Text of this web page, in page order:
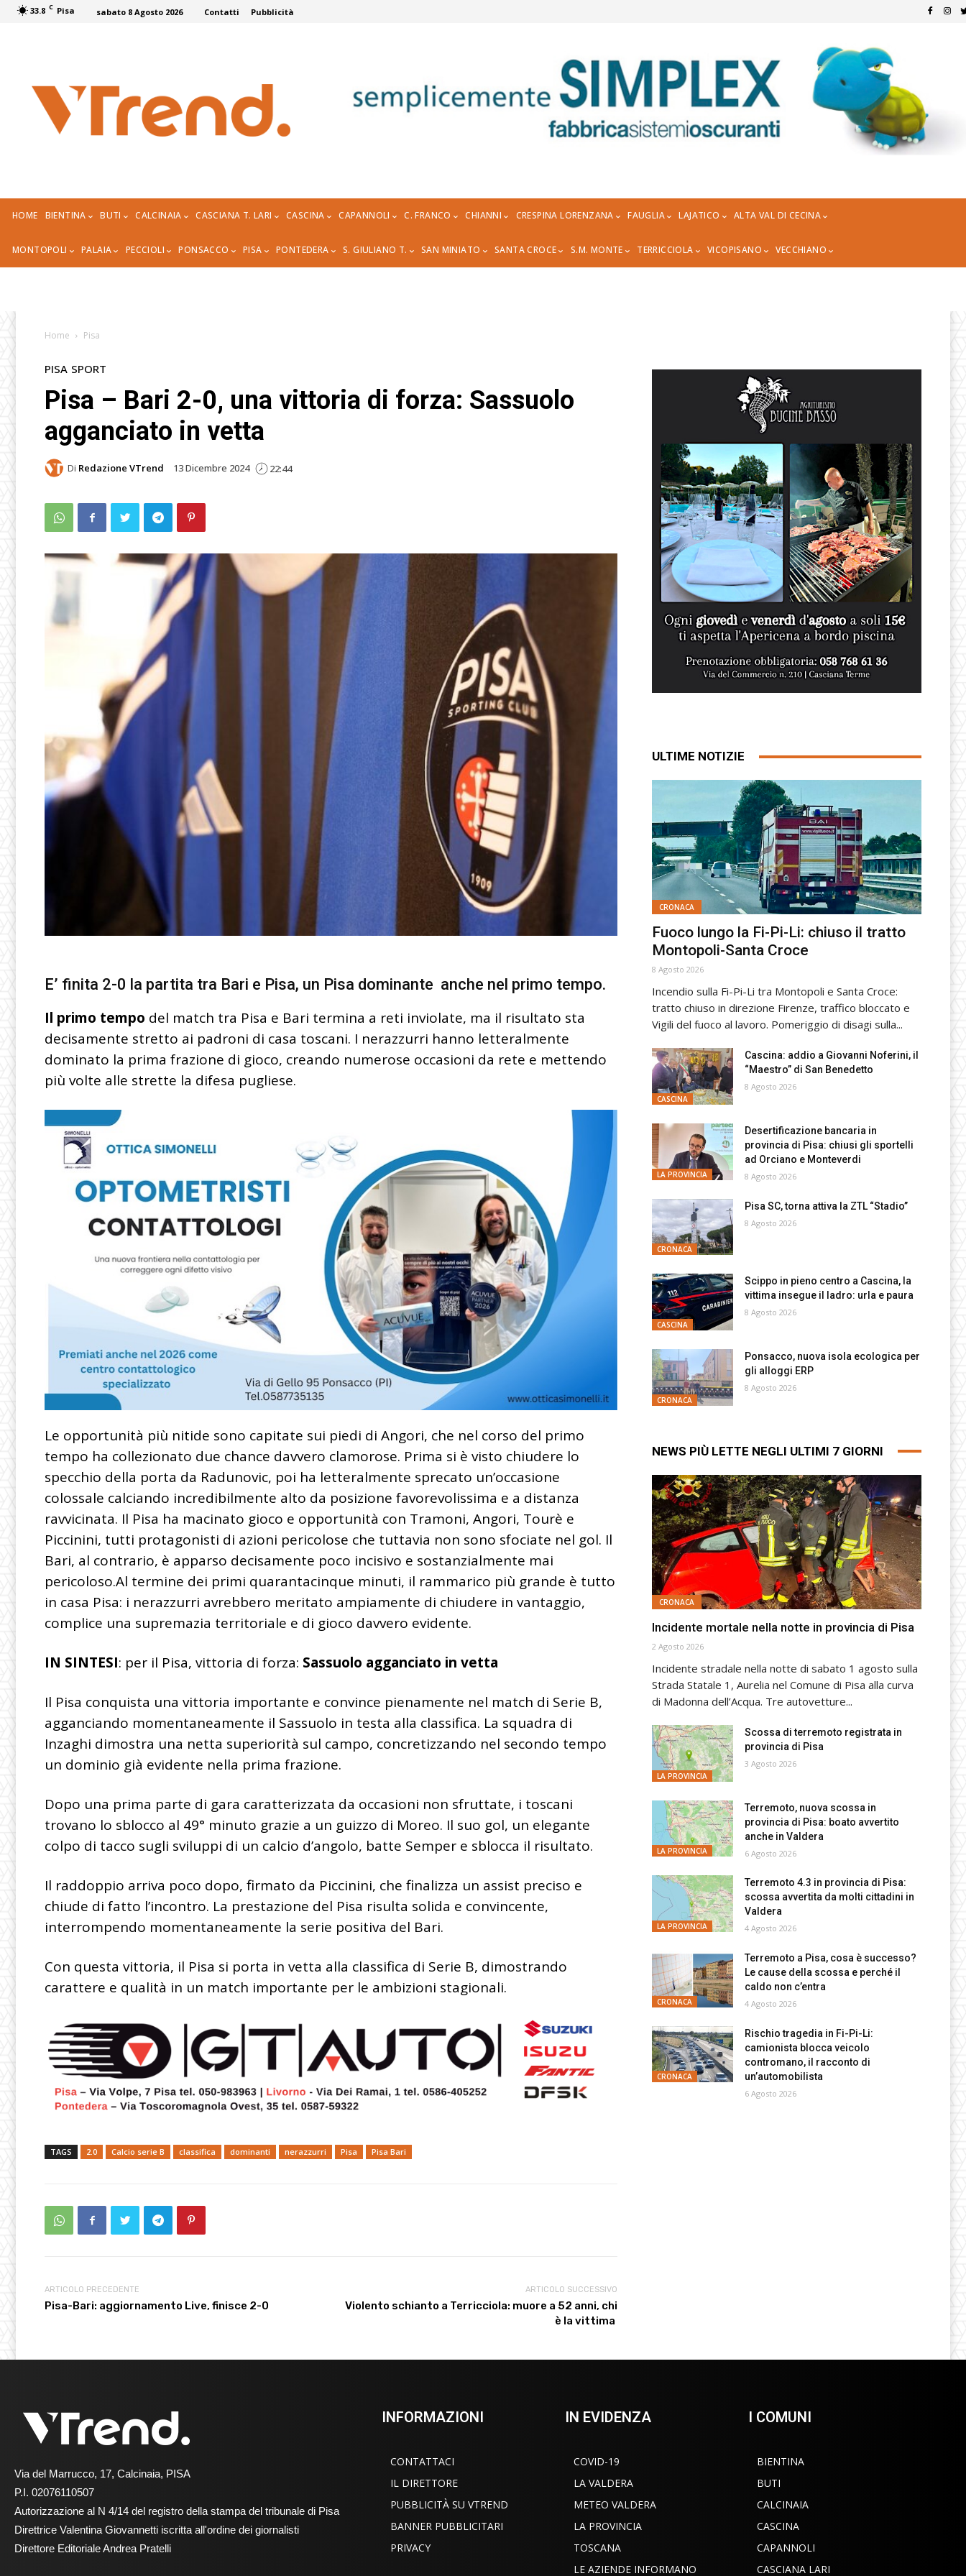
33.8 C Pisa sabato 8 Agosto 2026 Contatti Pubblicità
HOME BIENTINA BUTI CALCINAIA CASCIANA T. LARI CASCINA CAPANNOLI C. FRANCO CHIANNI CRESPINA LORENZANA FAUGLIA LAJATICO ALTA VAL DI CECINA
MONTOPOLI PALAIA PECCIOLI PONSACCO PISA PONTEDERA S. GIULIANO T. SAN MINIATO SANTA CROCE S.M. MONTE TERRICCIOLA VICOPISANO VECCHIANO
Home Pisa
PISA SPORT
Pisa – Bari 2-0, una vittoria di forza: Sassuolo
agganciato in vetta
Di Redazione VTrend 13 Dicembre 2024 22:44
E’ finita 2-0 la partita tra Bari e Pisa, un Pisa dominante anche nel primo tempo.
Il primo tempo del match tra Pisa e Bari termina a reti inviolate, ma il risultato sta
decisamente stretto ai padroni di casa toscani. I nerazzurri hanno letteralmente
dominato la prima frazione di gioco, creando numerose occasioni da rete e mettendo
più volte alle strette la difesa pugliese.
Le opportunità più nitide sono capitate sui piedi di Angori, che nel corso del primo
tempo ha collezionato due chance davvero clamorose. Prima si è visto chiudere lo
specchio della porta da Radunovic, poi ha letteralmente sprecato un’occasione
colossale calciando incredibilmente alto da posizione favorevolissima e a distanza
ravvicinata. Il Pisa ha macinato gioco e opportunità con Tramoni, Angori, Tourè e
Piccinini, tutti protagonisti di azioni pericolose che tuttavia non sono sfociate nel gol. Il
Bari, al contrario, è apparso decisamente poco incisivo e sostanzialmente mai
pericoloso.Al termine dei primi quarantacinque minuti, il rammarico più grande è tutto
in casa Pisa: i nerazzurri avrebbero meritato ampiamente di chiudere in vantaggio,
complice una supremazia territoriale e di gioco davvero evidente.
IN SINTESI: per il Pisa, vittoria di forza: Sassuolo agganciato in vetta
Il Pisa conquista una vittoria importante e convince pienamente nel match di Serie B,
agganciando momentaneamente il Sassuolo in testa alla classifica. La squadra di
Inzaghi dimostra una netta superiorità sul campo, concretizzando nel secondo tempo
un dominio già evidente nella prima frazione.
Dopo una prima parte di gara caratterizzata da occasioni non sfruttate, i toscani
trovano lo sblocco al 49° minuto grazie a un guizzo di Moreo. Il suo gol, un elegante
colpo di tacco sugli sviluppi di un calcio d’angolo, batte Semper e sblocca il risultato.
Il raddoppio arriva poco dopo, firmato da Piccinini, che finalizza un assist preciso e
chiude di fatto l’incontro. La prestazione del Pisa risulta solida e convincente,
interrompendo momentaneamente la serie positiva del Bari.
Con questa vittoria, il Pisa si porta in vetta alla classifica di Serie B, dimostrando
carattere e qualità in un match importante per le ambizioni stagionali.
TAGS 2.0 Calcio serie B classifica dominanti nerazzurri Pisa Pisa Bari
ARTICOLO PRECEDENTE
Pisa-Bari: aggiornamento Live, finisce 2-0
ARTICOLO SUCCESSIVO
Violento schianto a Terricciola: muore a 52 anni, chi
è la vittima
ULTIME NOTIZIE
CRONACA
Fuoco lungo la Fi-Pi-Li: chiuso il tratto
Montopoli-Santa Croce
8 Agosto 2026
Incendio sulla Fi-Pi-Li tra Montopoli e Santa Croce:
tratto chiuso in direzione Firenze, traffico bloccato e
Vigili del fuoco al lavoro. Pomeriggio di disagi sulla...
CASCINA
Cascina: addio a Giovanni Noferini, il
“Maestro” di San Benedetto
8 Agosto 2026
LA PROVINCIA
Desertificazione bancaria in
provincia di Pisa: chiusi gli sportelli
ad Orciano e Monteverdi
8 Agosto 2026
CRONACA
Pisa SC, torna attiva la ZTL “Stadio”
8 Agosto 2026
CASCINA
Scippo in pieno centro a Cascina, la
vittima insegue il ladro: urla e paura
8 Agosto 2026
CRONACA
Ponsacco, nuova isola ecologica per
gli alloggi ERP
8 Agosto 2026
NEWS PIÙ LETTE NEGLI ULTIMI 7 GIORNI
CRONACA
Incidente mortale nella notte in provincia di Pisa
2 Agosto 2026
Incidente stradale nella notte di sabato 1 agosto sulla
Strada Statale 1, Aurelia nel Comune di Pisa alla curva
di Madonna dell’Acqua. Tre autovetture...
LA PROVINCIA
Scossa di terremoto registrata in
provincia di Pisa
3 Agosto 2026
LA PROVINCIA
Terremoto, nuova scossa in
provincia di Pisa: boato avvertito
anche in Valdera
6 Agosto 2026
LA PROVINCIA
Terremoto 4.3 in provincia di Pisa:
scossa avvertita da molti cittadini in
Valdera
4 Agosto 2026
CRONACA
Terremoto a Pisa, cosa è successo?
Le cause della scossa e perché il
caldo non c’entra
4 Agosto 2026
CRONACA
Rischio tragedia in Fi-Pi-Li:
camionista blocca veicolo
contromano, il racconto di
un’automobilista
6 Agosto 2026
Via del Marrucco, 17, Calcinaia, PISA
P.I. 02076110507
Autorizzazione al N 4/14 del registro della stampa del tribunale di Pisa
Direttrice Valentina Giovannetti iscritta all'ordine dei giornalisti
Direttore Editoriale Andrea Pratelli
INFORMAZIONI
CONTATTACI
IL DIRETTORE
PUBBLICITÀ SU VTREND
BANNER PUBBLICITARI
PRIVACY
IN EVIDENZA
COVID-19
LA VALDERA
METEO VALDERA
LA PROVINCIA
TOSCANA
LE AZIENDE INFORMANO
I COMUNI
BIENTINA
BUTI
CALCINAIA
CASCINA
CAPANNOLI
CASCIANA LARI